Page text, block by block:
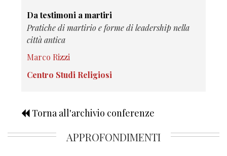
Da testimoni a martiri
Pratiche di martirio e forme di leadership nella
città antica
Marco Rizzi
Centro Studi Religiosi
Torna all'archivio conferenze
APPROFONDIMENTI